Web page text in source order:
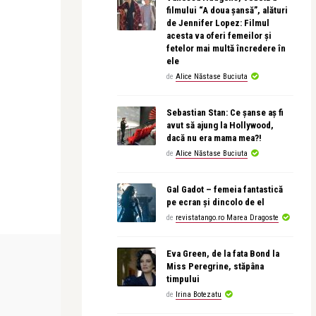
CONCERTE & SPECTACOLE LIFE
filmului “A doua șansă”, alături
de Jennifer Lopez: Filmul
acesta va oferi femeilor și
fetelor mai multă încredere în
ele
de Alice Năstase Buciuta
Sebastian Stan: Ce șanse aș fi
avut să ajung la Hollywood,
dacă nu era mama mea?!
de Alice Năstase Buciuta
Gal Gadot – femeia fantastică
pe ecran și dincolo de el
de revistatango.ro Marea Dragoste
Eva Green, de la fata Bond la
Miss Peregrine, stăpâna
timpului
de Irina Botezatu